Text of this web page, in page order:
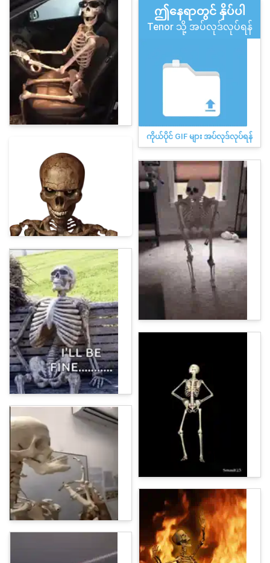
ဤနေရာတွင် နှိပ်ပါ
Tenor သို့ အပ်လုဒ်လုပ်ရန်
ကိုယ်ပိုင် GIF များ အပ်လုဒ်လုပ်ရန်